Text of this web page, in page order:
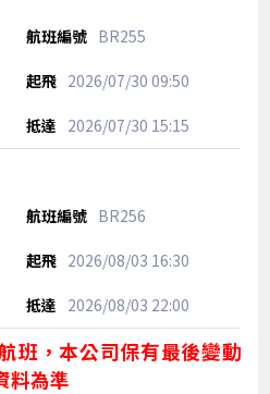
BR255
2026/07/30 09:50
2026/07/30 15:15
BR256
2026/08/03 16:30
2026/08/03 22:00
班，本公司保有最後變動
料為準